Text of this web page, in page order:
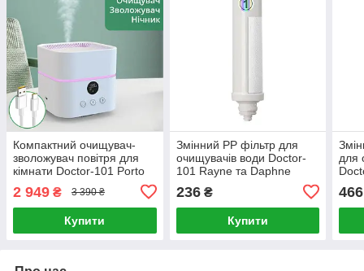
Компактний очищувач-
зволожувач повітря для
кімнати Doctor-101 Porto
на 500 мл з іонізатором та
підсвічуванням
2 949 ₴ 3 390 ₴
Купити
Змінний PP фільтр для
очищувачів води Doctor-
101 Rayne та Daphne
236₴
Купити
для
466